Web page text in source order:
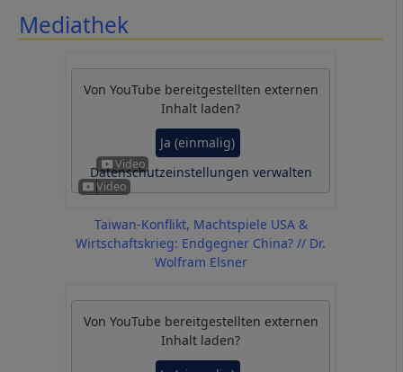
Mediathek
Von YouTube bereitgestellten externen
Inhalt laden?
Ja (einmalig)
Datenschutzeinstellungen verwalten
Taiwan-Konflikt, Machtspiele USA &
Wirtschaftskrieg: Endgegner China? // Dr.
Wolfram Elsner
Von YouTube bereitgestellten externen
Inhalt laden?